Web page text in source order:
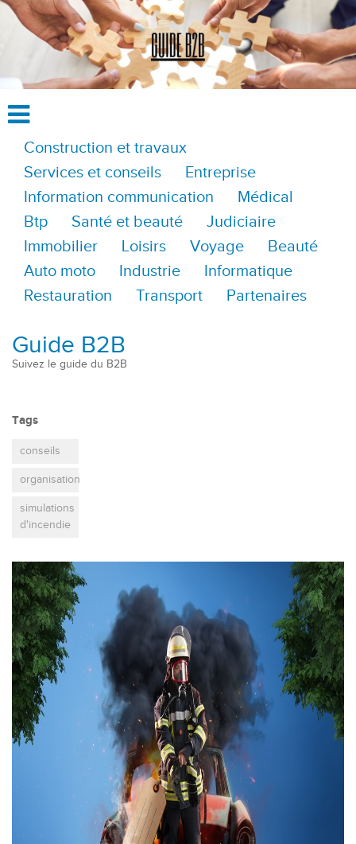
Construction et travaux
Services et conseils
Entreprise
Information communication
Médical
Btp
Santé et beauté
Judiciaire
Immobilier
Loisirs Voyage
Beauté
Auto moto
Industrie
Informatique
Restauration
Transport Partenaires
Guide B2B
Suivez le guide du B2B
Tags
conseils
organisation
simulations
d'incendie